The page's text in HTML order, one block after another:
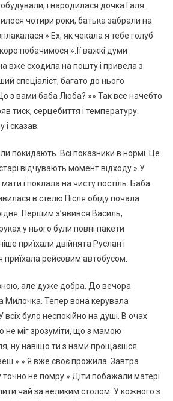
і народилася дочка Галя.
чотири роки, батька забрали на
Ех, як чекала я тебе голуб
побачимося ».Її важкі думи
вже сходила на пошту і привела з
спеціаліст, багато до нього
з вами баба Люба? »» Так все начебто
тиск, серцебиття і температуру.
і сказав:
покидають. Всі показники в нормі. Це
відчувають момент відходу ».У
і поклала на чисту постіль. Баба
в стелю.Після обіду почала
Першим з’явився Василь,
у нього були повні пакети
приїхали двійнята Руслан і
рейсовим автобусом.
але дуже добра. До вечора
Милочка. Тепер вона керувала
було неспокійно на душі. В очах
не міг зрозуміти, що з мамою
ну навіщо ти з нами прощаєшся.
».» Я вже своє прожила. Завтра
не помру ».Діти побажали матері
чай за великим столом. У кожного з